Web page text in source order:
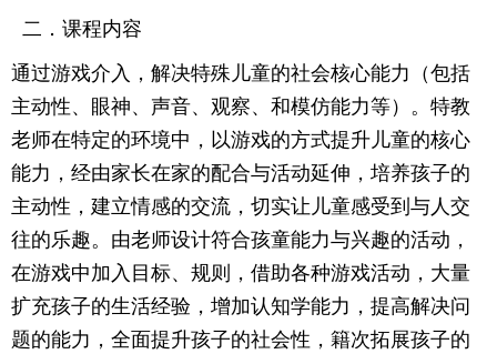
二．课程内容
通过游戏介入 ， 解决特殊儿童的社会核心能力（包括
主动性、眼神、声音、观察、和模仿能力等）。特教
老师在特定的环境中，以游戏的方式提升儿童的核心
能力，经由家长在家的配合与活动延伸，培养孩子的
主动性，建立情感的交流，切实让儿童感受到与人交
往的乐趣。由老师设计符合孩童能力与兴趣的活动，
在游戏中加入目标、规则，借助各种游戏活动，大量
扩充孩子的生活经验，增加认知学能力，提高解决问
题的能力，全面提升孩子的社会性，籍次拓展孩子的